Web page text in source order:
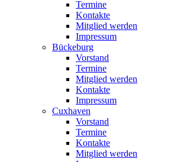
Termine
Kontakte
Mitglied werden
Impressum
Bückeburg
Vorstand
Termine
Mitglied werden
Kontakte
Impressum
Cuxhaven
Vorstand
Termine
Kontakte
Mitglied werden